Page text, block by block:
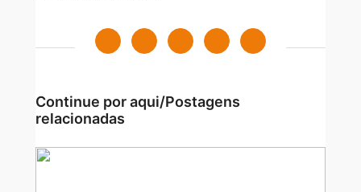
Continue por aqui/Postagens
relacionadas